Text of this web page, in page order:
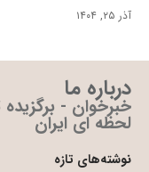
آذر ۲۵, ۱۴۰۴
درباره ما
خبرخوان - برگزیده
لحظه ای ایران
نوشته‌های تازه